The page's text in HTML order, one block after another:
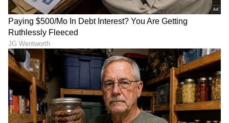
ಕೊನೆಗೂ Bigg Boss ಗಿಲ್ಲಿ ಫ್ಯಾನ್ಸ್​
ಪೋಷಕರೇ ಈ ಶಾಕಿಂಗ್ ವರದಿ